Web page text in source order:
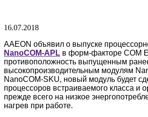
16.07.2018
AAEON объявил о выпуске
NanoCOM-APL в форм-факторе COM
противоположность выпущенным
высокопроизводительным модулям
NanoCOM-SKU, новый модуль будет
процессоров встраиваемого класса и
прежде всего на низкое
нагрев при работе.